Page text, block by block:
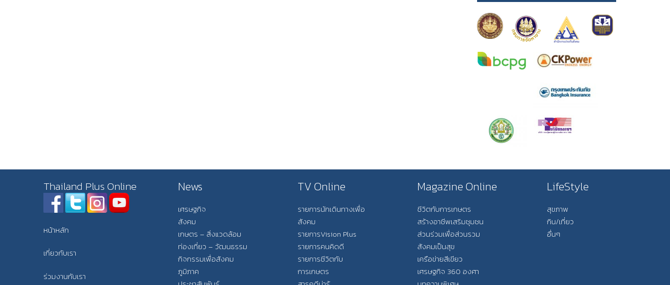
Thailand Plus Online
หน้าหลัก
เกี่ยวกับเรา
ร่วมงานกับเรา
News
เศรษฐกิจ
สังคม
เกษตร – สิ่งแวดล้อม
ท่องเที่ยว – วัฒนธรรม
กิจกรรมเพื่อสังคม
ภูมิภาค
TV Online
รายการนักเดินทางเพื่อ
สังคม
รายการVision Plus
รายการคนคิดดี
รายการชีวิตกับ
การเกษตร
Magazine Online
ชีวิตกับการเกษตร
สร้างอาชีพเสริมชุมชน
ส่วนร่วมเพื่อส่วนรวม
สังคมเป็นสุข
เครือข่ายสีเขียว
เศรษฐกิจ 360 องศา
LifeStyle
สุขภาพ
กิน/เที่ยว
อื่นๆ